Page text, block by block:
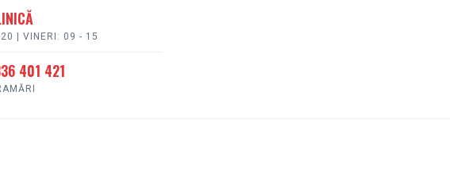
| VINERI: 09 - 15
401 421